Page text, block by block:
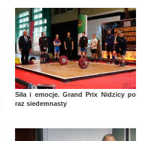
Siła i emocje. Grand Prix Nidzicy po
raz siedemnasty